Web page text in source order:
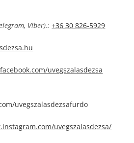
Viber).: +36 30 826-5929
uvegszalasdezsa
uvegszalasdezsafurdo
uvegszalasdezsa/